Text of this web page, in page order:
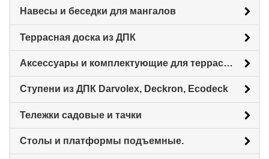
Навесы и беседки для мангалов
Террасная доска из ДПК
Аксессуары и комплектующие для террасной доски
Ступени из ДПК Darvolex, Deckron, Ecodeck
Тележки садовые и тачки
Столы и платформы подъемные.